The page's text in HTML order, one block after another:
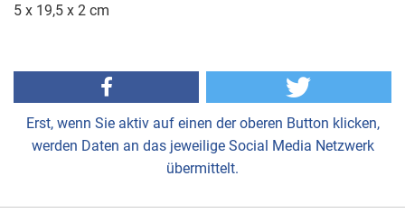
5 x 19,5 x 2 cm
Erst, wenn Sie aktiv auf einen der oberen Button klicken,
werden Daten an das jeweilige Social Media Netzwerk
übermittelt.